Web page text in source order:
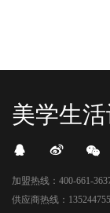
美学生
加盟热线：400-661-
供应商热线：